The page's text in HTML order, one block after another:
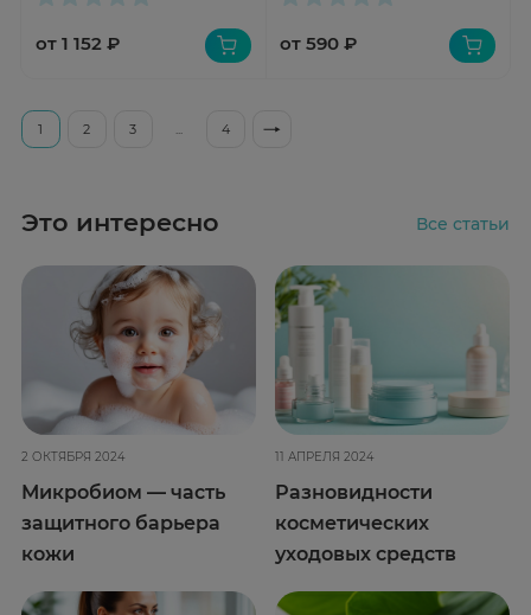
от 1 152 ₽ от 590 ₽
1 2 3 ... 4
Это интересно Все статьи
2 ОКТЯБРЯ 2024
Микробиом — часть
защитного барьера
кожи
11 АПРЕЛЯ 2024
Разновидности
косметических
уходовых средств